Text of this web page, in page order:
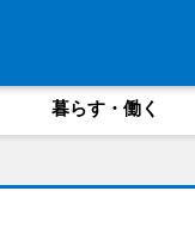
暮らす・働く